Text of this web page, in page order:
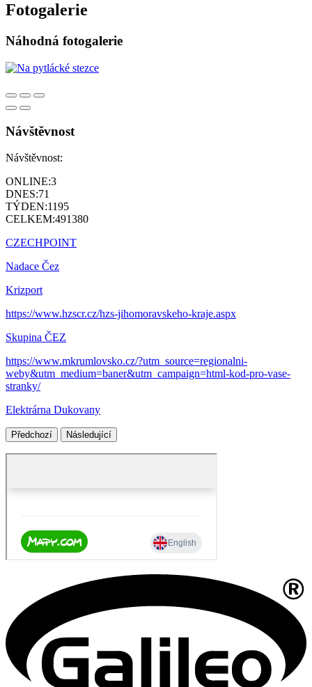
Fotogalerie
Náhodná fotogalerie
Návštěvnost
Návštěvnost:
ONLINE:3
DNES:71
TÝDEN:1195
CELKEM:491380
CZECHPOINT
Nadace Čez
Krizport
https://www.hzscr.cz/hzs-jihomoravskeho-kraje.aspx
Skupina ČEZ
https://www.mkrumlovsko.cz/?utm_source=regionalni-
weby&utm_medium=baner&utm_campaign=html-kod-pro-vase-
stranky/
Elektrárna Dukovany
Předchozí Následující